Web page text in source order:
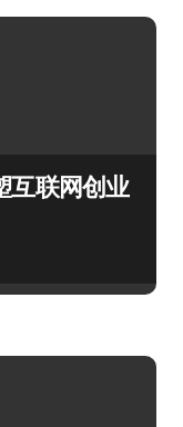
互联网创业